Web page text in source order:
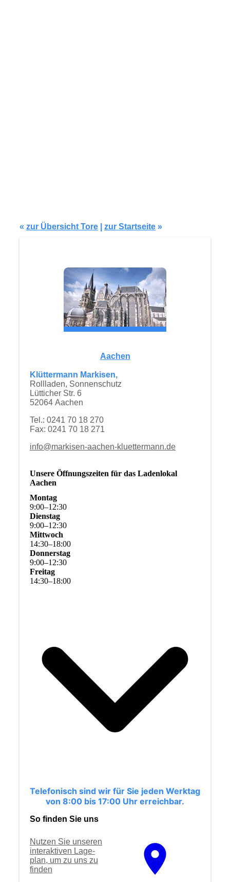
« zur Übersicht Tore| zur Startseite»
Aachen
Klüttermann Markisen,
Rollladen, Sonnenschutz
Lütticher Str. 6
52064 Aachen
Tel.: 0241 70 18 270
Fax: 0241 70 18 271
info@markisen-aachen-kluettermann.de
Unsere Öffnungszeiten für das Ladenlokal
Aachen
Montag
9:00–12:30
Dienstag
9:00–12:30
Mittwoch
14:30–18:00
Donnerstag
9:00–12:30
Freitag
14:30–18:00
Telefonisch sind wir für Sie jeden Werktag
von 8:00 bis 17:00 Uhr erreichbar.
So finden Sie uns
Nutzen Sie unseren
interaktiven La­ge­
plan, um zu uns zu
finden